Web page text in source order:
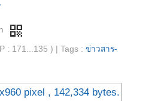
qr_code
: 171...135 ) Tags : ข่าวสาร-